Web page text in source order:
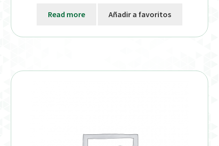
Read more Añadir a favoritos